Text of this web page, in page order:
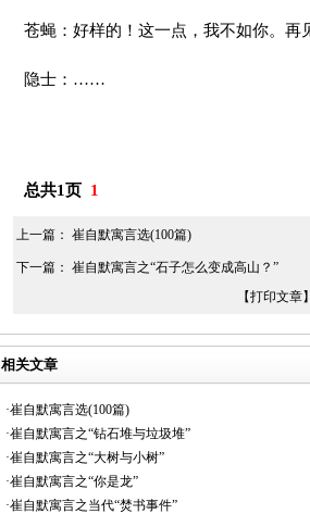
苍蝇：好样的！这一点，我不如你。再
隐士：……
总共1页 1
上一篇： 崔自默寓言选(100篇)
下一篇： 崔自默寓言之“石子怎么变成高山？”
【打印文章】
相关文章
·崔自默寓言选(100篇)
·崔自默寓言之“钻石堆与垃圾堆”
·崔自默寓言之“大树与小树”
·崔自默寓言之“你是龙”
·崔自默寓言之当代“焚书事件”